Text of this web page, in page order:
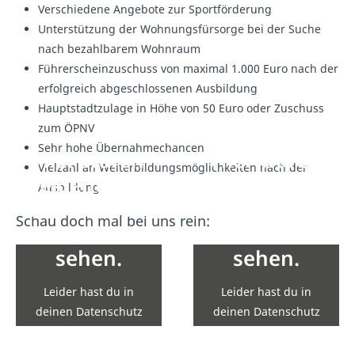
Verschiedene Angebote zur Sportförderung
Unterstützung der Wohnungsfürsorge bei der Suche
nach bezahlbarem Wohnraum
Führerscheinzuschuss von maximal 1.000 Euro nach der
erfolgreich abgeschlossenen Ausbildung
Hauptstadtzulage in Höhe von 50 Euro oder Zuschuss
zum ÖPNV
Sehr hohe Übernahmechancen
Vielzahl an Weiterbildungsmöglichkeiten nach der
Ausbildung
Schau doch mal bei uns rein:
Hier wären
eigentlich
Inhalte von
YouTube zu
sehen.
Leider hast du in
deinen Datenschutz
Einstellungen die
Hier wären
YouTube zu
sehen.
Leider hast du in
deinen Datenschutz
Einstellungen die